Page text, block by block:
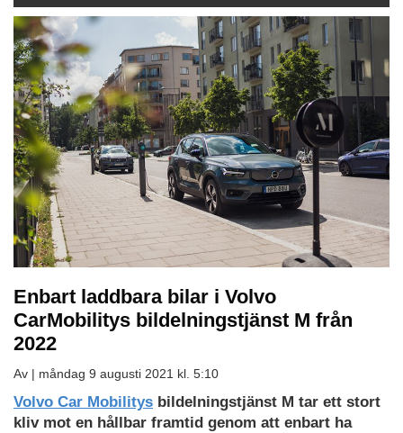
Enbart laddbara bilar i Volvo
CarMobilitys bildelningstjänst M från
2022
Av | måndag 9 augusti 2021 kl. 5:10
Volvo Car Mobilitys bildelningstjänst M tar ett stort
kliv mot en hållbar framtid genom att enbart ha